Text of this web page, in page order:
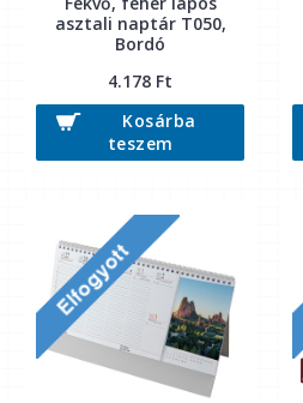
asztali naptár T050,
Bordó
4.178 Ft
Kosárba
teszem